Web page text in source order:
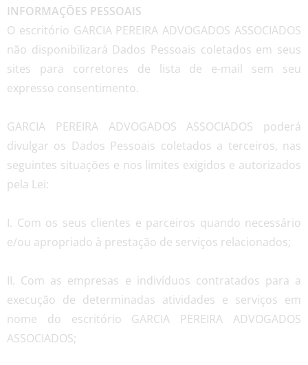
INFORMAÇÕES PESSOAIS
O escritório GARCIA PEREIRA ADVOGADOS ASSOCIADOS
não disponibilizará Dados Pessoais coletados em seus
sites para corretores de lista de e-mail sem seu
expresso consentimento.
GARCIA PEREIRA ADVOGADOS ASSOCIADOS poderá
divulgar os Dados Pessoais coletados a terceiros, nas
seguintes situações e nos limites exigidos e autorizados
pela Lei:
I. Com os seus clientes e parceiros quando necessário
e/ou apropriado à prestação de serviços relacionados;
II. Com as empresas e indivíduos contratados para a
execução de determinadas atividades e serviços em
nome do escritório GARCIA PEREIRA ADVOGADOS
ASSOCIADOS;